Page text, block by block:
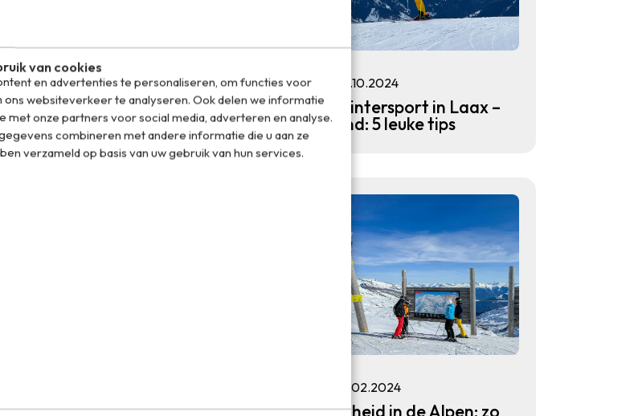
van cookies
en advertenties te personaliseren, om functies voor
ons websiteverkeer te analyseren. Ook delen we informatie
met onze partners voor social media, adverteren en analyse.
combineren met andere informatie die u aan ze
verzameld op basis van uw gebruik van hun services.
19.12.2024
heeft nu de steilste
ter wereld
Winter 09.10.2024
Zo tof is wintersport in Laax –
Zwitserland: 5 leuke tips
de leukste dingen om te
29.02.2024
Duurzaamheid in de Alpen: zo